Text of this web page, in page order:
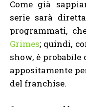
Come già
serie sarà
programmati,
Grimes; quindi,
show, è probabile
appositamente
del franchise.